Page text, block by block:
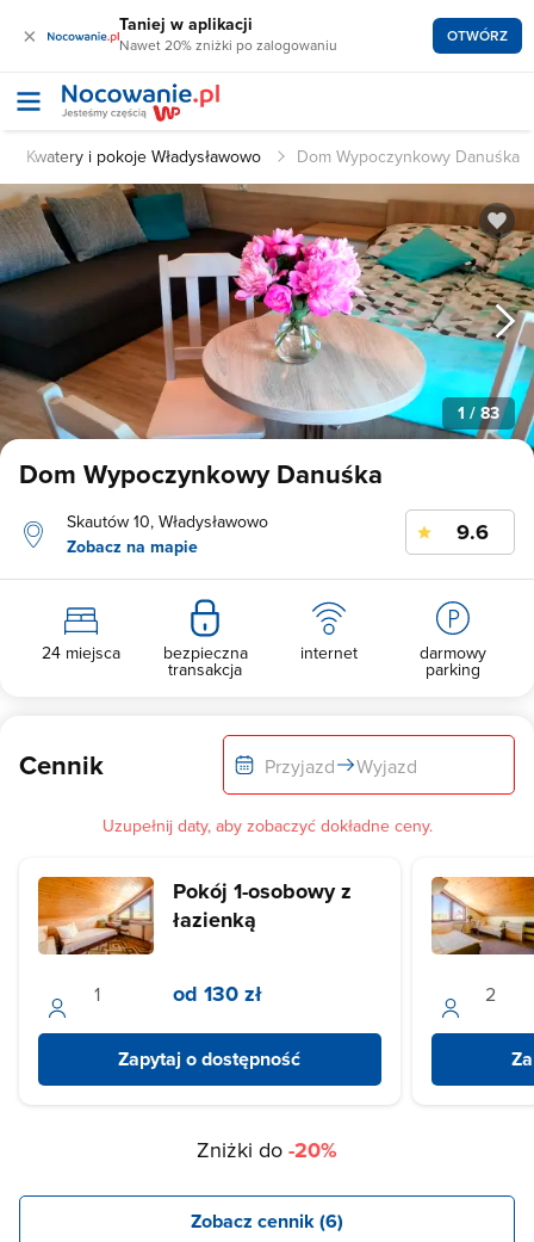
× Taniej w aplikacji
Nawet 20% zniżki po zalogowaniu OTWÓRZ
Kwatery i pokoje Władysławowo Dom Wypoczynkowy Danuśka
1 / 83
Dom Wypoczynkowy Danuśka
Skautów 10, Władysławowo
Zobacz na mapie
9.6
24 miejsca bezpieczna
transakcja
internet darmowy
parking
Cennik Przyjazd Wyjazd
Uzupełnij daty, aby zobaczyć dokładne ceny.
Pokój 1-osobowy z
łazienką
od 130 zł
Zapytaj o dostępność
Zniżki do -20%
Zobacz cennik (6)